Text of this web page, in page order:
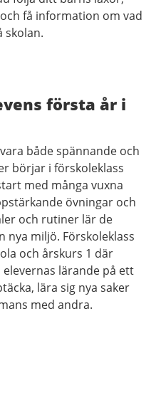
få information om vad
skolan.
första år i
både spännande och
börjar i förskoleklass
med många vuxna
övningar och
och rutiner lär de
nya miljö. Förskoleklass
och årskurs 1 där
lärande på ett
lära sig nya saker
med andra.